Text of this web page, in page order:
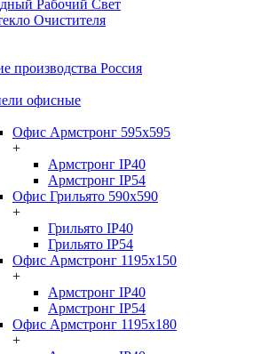
Рабочий Свет
Очистителя
производства Россия
офисные
Офис Армстронг 595x595
+
Армстронг IP40
Армстронг IP54
Офис Грильято 590x590
+
Грильято IP40
Грильято IP54
Офис Армстронг 1195x150
+
Армстронг IP40
Армстронг IP54
Офис Армстронг 1195x180
+